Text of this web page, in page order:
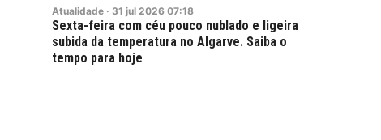
Atualidade · 31 jul 2026 07:18
Sexta-feira com céu pouco nublado e ligeira
subida da temperatura no Algarve. Saiba o
tempo para hoje